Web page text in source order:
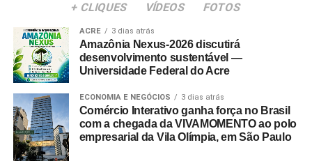
+ CLIQUES VÍDEOS FOTOS
ACRE 3 dias atrás
Amazônia Nexus-2026 discutirá
desenvolvimento sustentável —
Universidade Federal do Acre
ECONOMIA E NEGÓCIOS 3 dias atrás
Comércio Interativo ganha força no Brasil
com a chegada da VIVAMOMENTO ao polo
empresarial da Vila Olímpia, em São Paulo